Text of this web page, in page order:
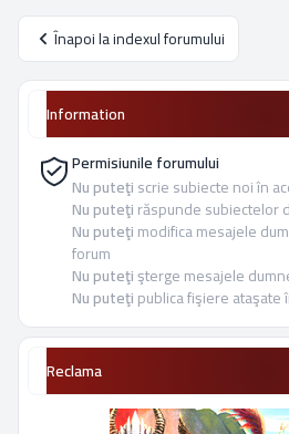
Înapoi la indexul forumului
Information
Permisiunile forumului
Nu puteţiscrie subiecte noi în
Nu puteţirăspunde subiectelor
Nu puteţimodifica mesajele
forum
Nu puteţişterge mesajele
Nu puteţipublica fişiere ataşate
Reclama